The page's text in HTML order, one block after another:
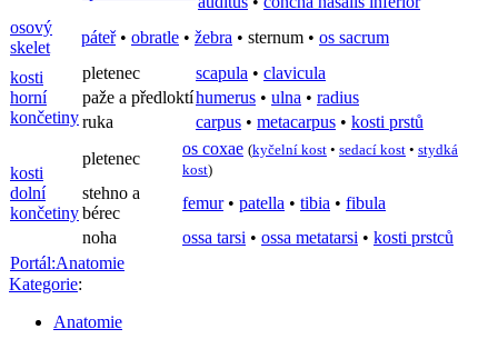
osový
skelet
páteř• obratle • žebra • sternum • os sacrum
kosti
horní
končetiny
pletenec scapula • clavicula
paže a předloktíhumerus • ulna • radius
ruka
carpus • metacarpus • kosti prstů
kosti
dolní
končetiny
pletenec
os coxae (kyčelní kost • sedací kost • stydká
kost)
stehno a
bérec
femur• patella • tibia • fibula
noha
ossa tarsi • ossa metatarsi • kosti prstců
Portál:Anatomie
Kategorie:
Anatomie